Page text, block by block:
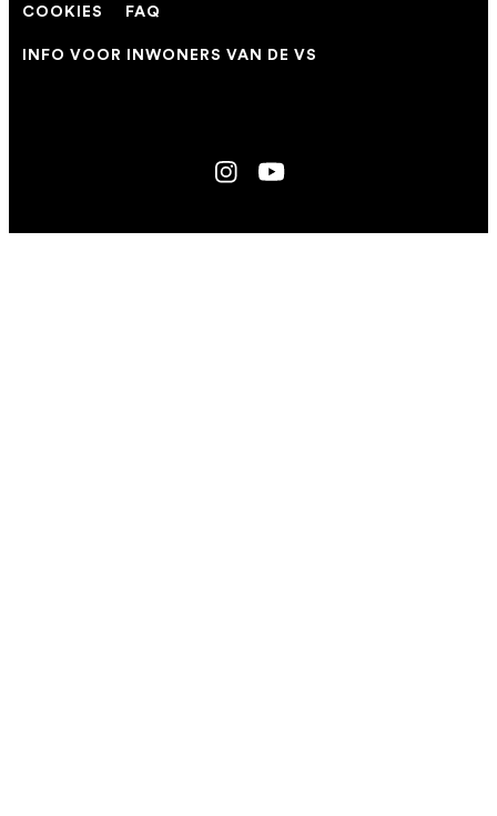
COOKIES FAQ
INFO VOOR INWONERS VAN DE VS